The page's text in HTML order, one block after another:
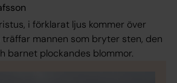
i förklarat ljus kommer över
träffar mannen som bryter sten, den
barnet plockandes blommor.